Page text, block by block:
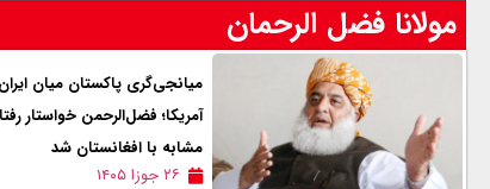
مولانا فضل الرحمان
میانجی‌گری پاکستان میان
آمریکا؛ فضل‌الرحمن خواستار
مشابه با افغانستان شد
۲۶ جوزا ۱۴۰۵